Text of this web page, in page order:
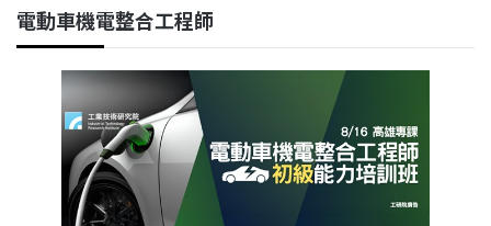
電動車機電整合工程師